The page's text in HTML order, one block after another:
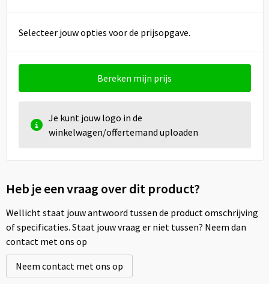
Selecteer jouw opties voor de prijsopgave.
Bereken mijn prijs
Je kunt jouw logo in de
winkelwagen/offertemand uploaden
Heb je een vraag over dit product?
Wellicht staat jouw antwoord tussen de product omschrijving
of specificaties. Staat jouw vraag er niet tussen? Neem dan
contact met ons op
Neem contact met ons op